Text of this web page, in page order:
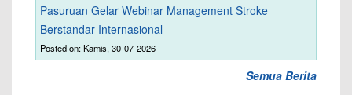
Pasuruan Gelar Webinar Management Stroke
Berstandar Internasional
Posted on: Kamis, 30-07-2026
Semua Berita